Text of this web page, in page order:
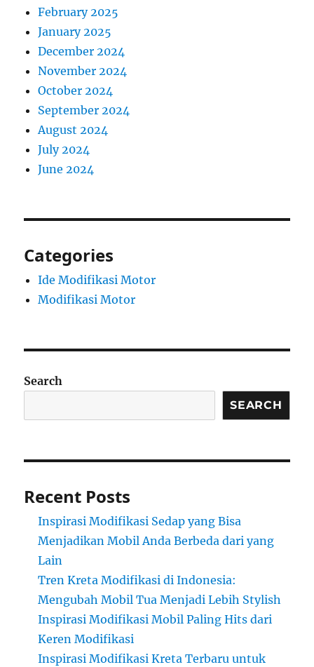
February 2025
January 2025
December 2024
November 2024
October 2024
September 2024
August 2024
July 2024
June 2024
Categories
Ide Modifikasi Motor
Modifikasi Motor
Search
SEARCH
Recent Posts
Inspirasi Modifikasi Sedap yang Bisa
Menjadikan Mobil Anda Berbeda dari yang
Lain
Tren Kreta Modifikasi di Indonesia:
Mengubah Mobil Tua Menjadi Lebih Stylish
Inspirasi Modifikasi Mobil Paling Hits dari
Keren Modifikasi
Inspirasi Modifikasi Kreta Terbaru untuk